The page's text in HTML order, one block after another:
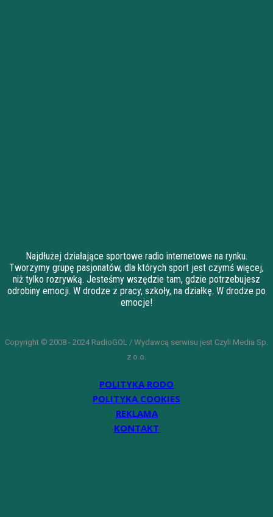
Najdłużej działające sportowe radio internetowe na rynku.
Tworzymy grupę pasjonatów, dla których sport jest czymś więcej,
niż tylko rozrywką. Jesteśmy wszędzie tam, gdzie potrzebujesz
odrobiny emocji. W drodze z pracy, szkoły, na działkę. W drodze po
emocje!
Copyright © 2008 - 2024 RadioGOL / Wydawcą serwisu jest Czyli Media Sp.
z o.o.
POLITYKA RODO
POLITYKA COOKIES
REKLAMA
KONTAKT